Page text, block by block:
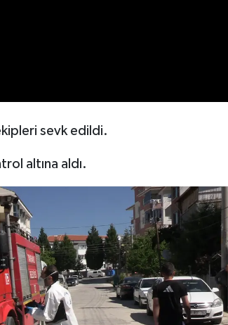
sevk edildi.
altına aldı.